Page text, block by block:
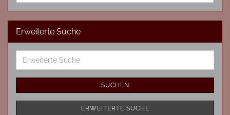
Erweiterte Suche
Erweiterte
Suche
SUCHEN
ERWEITERTE SUCHE